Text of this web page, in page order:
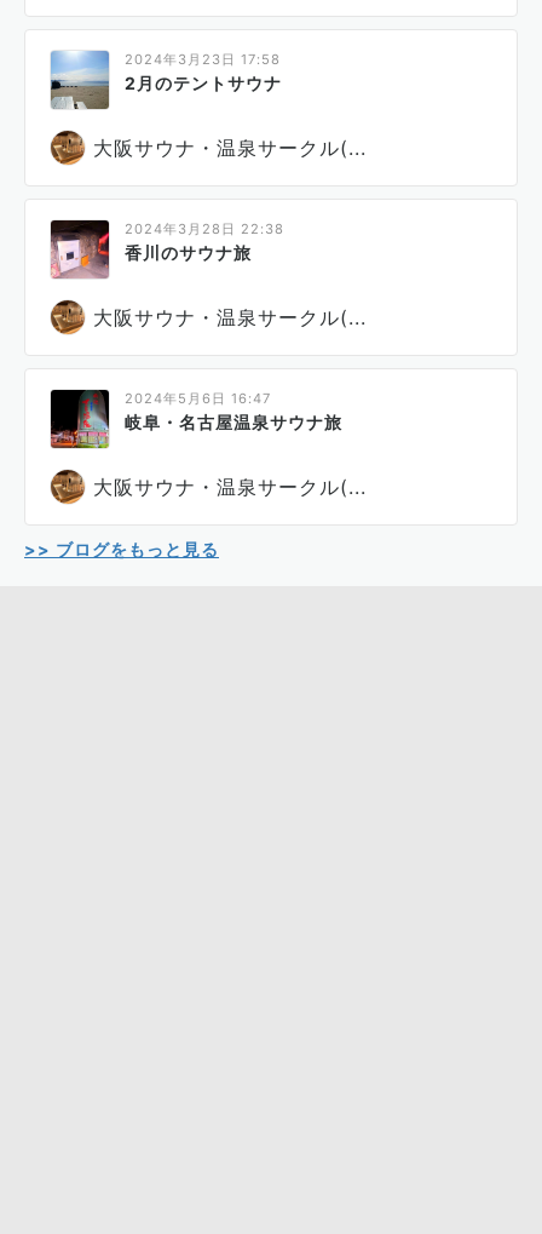
2024年3月23日 17:58
2月のテントサウナ
大阪サウナ・温泉サークル(...
2024年3月28日 22:38
香川のサウナ旅
大阪サウナ・温泉サークル(...
2024年5月6日 16:47
岐阜・名古屋温泉サウナ旅
大阪サウナ・温泉サークル(...
>> ブログをもっと見る